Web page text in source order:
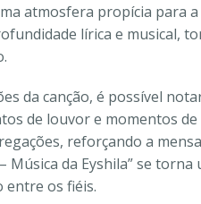
atmosfera propícia para a
lírica e musical,
da canção, é possível
de louvor e momentos
reforçando a
Música da Eyshila” se
entre os fiéis.